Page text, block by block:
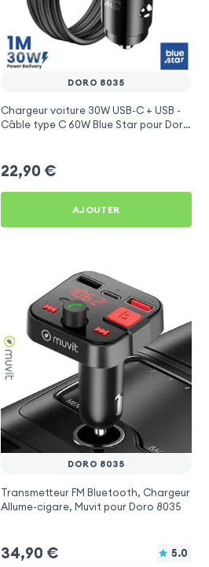
DORO 8035
Chargeur voiture 30W USB-C + USB -
Câble type C 60W Blue Star pour Doro
22,90 €
AJOUTER
DORO 8035
Transmetteur FM Bluetooth, Chargeur
Allume-cigare, Muvit pour Doro 8035
34,90 € 5.0